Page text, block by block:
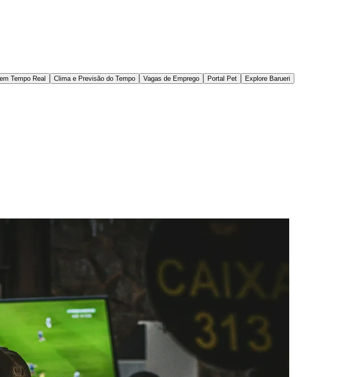
EsperançaJardim GrazielaJardim IracemaJardim ItaquitiJardim JulioJardim LíbanoJardim Maria
Santana de Parnaíba
Tempo Real Clima e Previsão do Tempo Vagas de Emprego Portal Pet
Explore Barueri